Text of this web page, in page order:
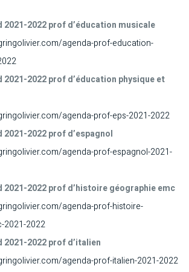
2021-2022 prof d’éducation musicale
agenda-prof-education-
2021-2022 prof d’éducation physique et
agenda-prof-eps-2021-2022
2021-2022 prof d’espagnol
agenda-prof-espagnol-2021-
2021-2022 prof d’histoire géographie emc
agenda-prof-histoire-
2021-2022
2021-2022 prof d’italien
agenda-prof-italien-2021-2022